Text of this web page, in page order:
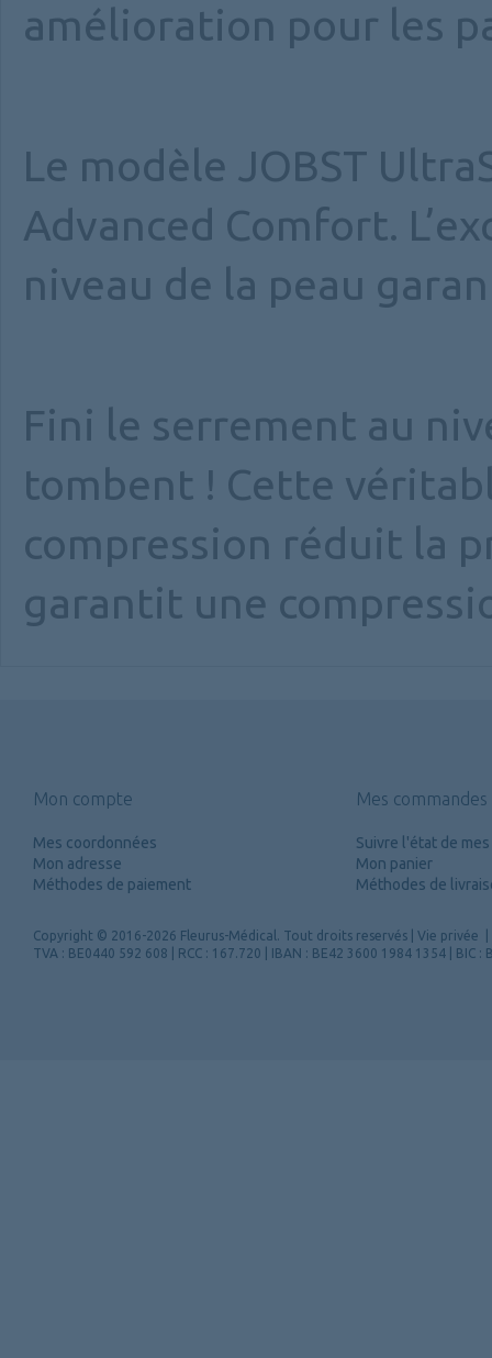
amélioration pour les
Le modèle JOBST
Advanced Comfort.
niveau de la peau
Fini le serrement au
tombent ! Cette
compression réduit la
garantit une
Mon compte
Mes coordonnées
Mon adresse
Méthodes de paiement
Mes commandes
Suivre l'état de
Mon panier
Méthodes de
Copyright © 2016-2026 Fleurus-Médical. Tout droits reservés Vie privée
TVA : BE0440 592 608 | RCC : 167.720 | IBAN : BE42 3600 1984 1354 | BIC :